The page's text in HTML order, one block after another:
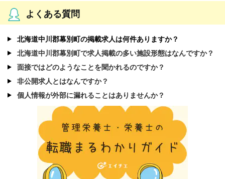
よくある質問
北海道中川郡幕別町の掲載求人は何件ありますか？
北海道中川郡幕別町で求人掲載の多い施設形態はなんですか？
面接ではどのようなことを聞かれるのですか？
非公開求人とはなんですか？
個人情報が外部に漏れることはありませんか？